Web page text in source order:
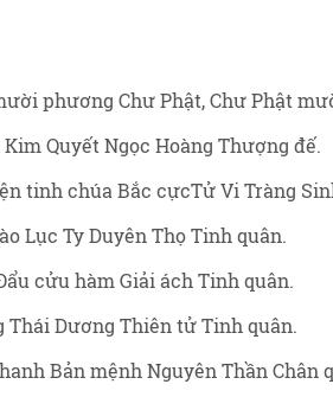
phương Chư Phật, Chư Phật
Quyết Ngọc Hoàng Thượng đế.
tinh chúa Bắc cựcTử Vi Tràng
Lục Ty Duyên Thọ Tinh quân.
cửu hàm Giải ách Tinh quân.
Dương Thiên tử Tinh quân.
Bản mệnh Nguyên Thần Chân